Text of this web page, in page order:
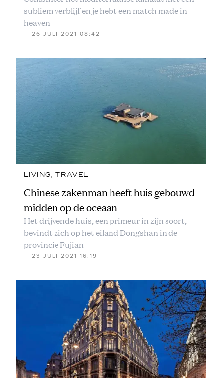
subliem verblijf en je hebt een match made in
heaven
26 JULI 2021 08:42
LIVING , TRAVEL
Chinese zakenman heeft huis gebouwd
midden op de oceaan
Het drijvende huis, een primeur in zijn soort,
bevindt zich op het eiland Dongshan in de
provincie Fujian
23 JULI 2021 16:19